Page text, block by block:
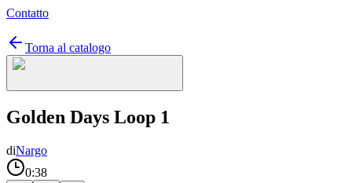
Contatto
Torna al catalogo
Golden Days Loop 1
diNargo
0:38